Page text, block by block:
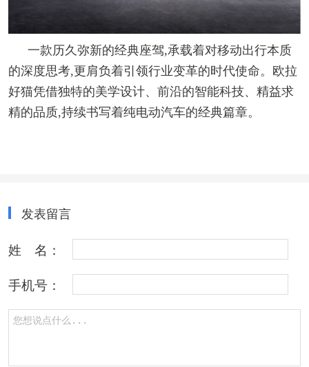
一款历久弥新的经典座驾,承载着对移动出行本质
的深度思考,更肩负着引领行业变革的时代使命。欧拉
好猫凭借独特的美学设计、前沿的智能科技、精益求
精的品质,持续书写着纯电动汽车的经典篇章。
发表留言
姓 名：
手机号：